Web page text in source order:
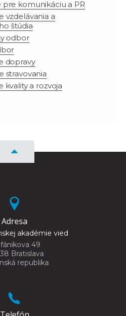
pre komunikáciu a PR
vzdelávania a
štúdia
odbor
dopravy
stravovania
kvality a rozvoja
Adresa
akadémie vied
49
Bratislava
republika